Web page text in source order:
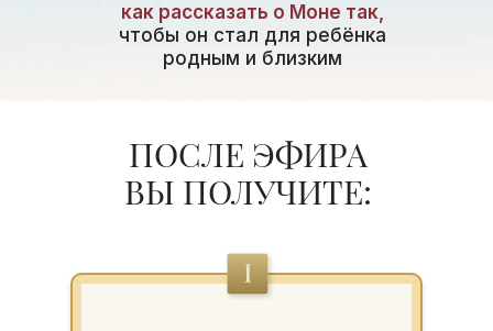
как рассказать о Моне так,
чтобы он стал для ребёнка
родным и близким
ПОСЛЕ ЭФИРА
ВЫ ПОЛУЧИТЕ: